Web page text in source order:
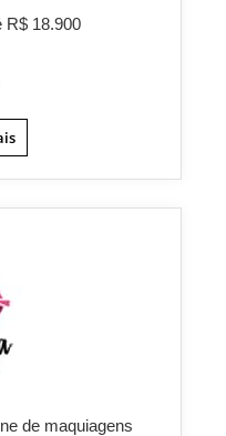
R$ 18.900
de maquiagens